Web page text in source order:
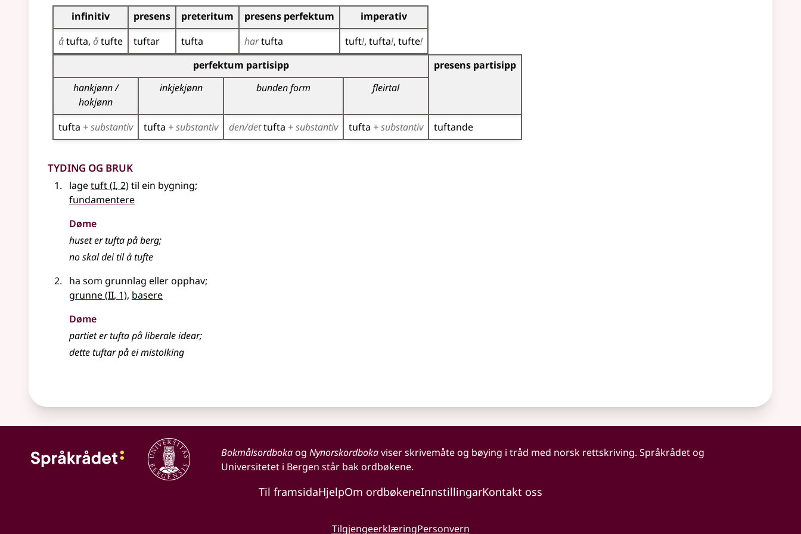
Bøyningstabell for dette verbet
infinitiv presens preteritum presens perfektum
imperativ
åtufta åtufte tuftar tufta hartufta tuft! tufta! tufte!
Bøyningstabell for dette verbet (partisippformer)
perfektum partisipp
presens partisipp
hankjønn /
hokjønn
inkjekjønn bunden form fleirtal
tufta + substantiv tufta + substantiv den/dettufta + substantiv tufta + substantiv tuftande
Tyding og bruk
lagetuft(1
I, 2)til ein bygning;
fundamentere
Døme
huset er tufta på berg;
no skal dei til å tufte
ha som grunnlag eller opphav;
grunne(2
II, 1), basere
Døme
partiet er tufta på liberale idear;
dette tuftar på ei mistolking
Bokmålsordbokaog Nynorskordbokaviser skrivemåte og bøying i tråd med norsk rettskriving. Språkrådet og
Universitetet i Bergen står bak ordbøkene.
Til framsidaHjelpOm ordbøkeneInnstillingarKontakt oss
TilgjengeerklæringPersonvern